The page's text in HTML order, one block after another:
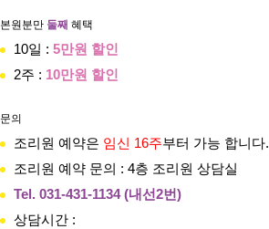
본원분만 둘째 혜택
10일 : 5만원 할인
2주 : 10만원 할인
문의
조리원 예약은 임신 16주부터 가능 합니다.
조리원 예약 문의 : 4층 조리원 상담실
Tel. 031-431-1134 (내선2번)
상담시간 :